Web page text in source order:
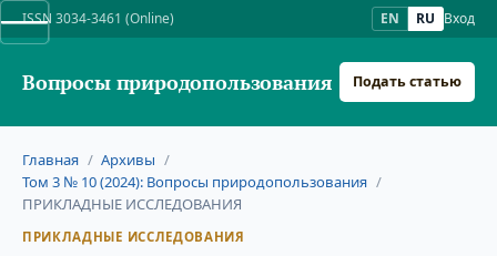
ISSN 3034-3461 (Online) EN RU Вход
Вопросы природопользования Подать статью
Главная / Архивы /
Том 3 № 10 (2024): Вопросы природопользования /
ПРИКЛАДНЫЕ ИССЛЕДОВАНИЯ
ПРИКЛАДНЫЕ ИССЛЕДОВАНИЯ